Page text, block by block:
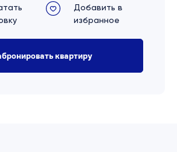
Добавить в
избранное
квартиру